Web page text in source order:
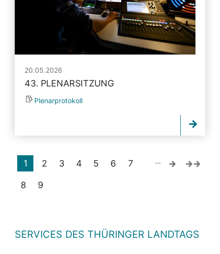
20.05.2026
43. PLENARSITZUNG
Plenarprotokoll
1 2 3 4 5 6 7
8 9
…
SERVICES DES THÜRINGER LANDTAGS